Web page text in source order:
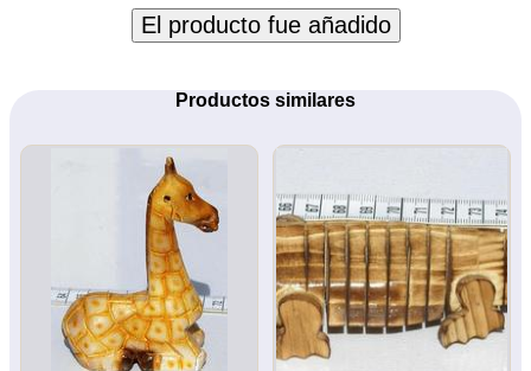
El producto fue añadido
Productos similares